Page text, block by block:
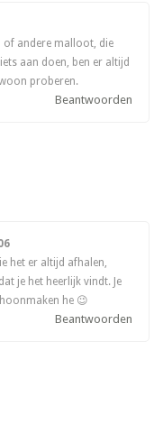
of andere malloot, die
aan doen, ben er altijd
proberen.
Beantwoorden
het er altijd afhalen,
je het heerlijk vindt. Je
he 😉
Beantwoorden